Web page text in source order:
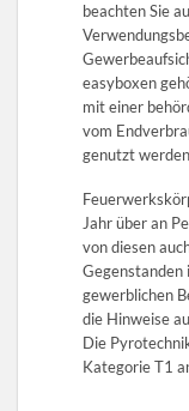
beachten Sie
easyboxen
mit einer
vom
genutzt
Jahr über an
von diesen
Gegenstanden
gewerblichen
die Hinweise
Die
Kategorie T1